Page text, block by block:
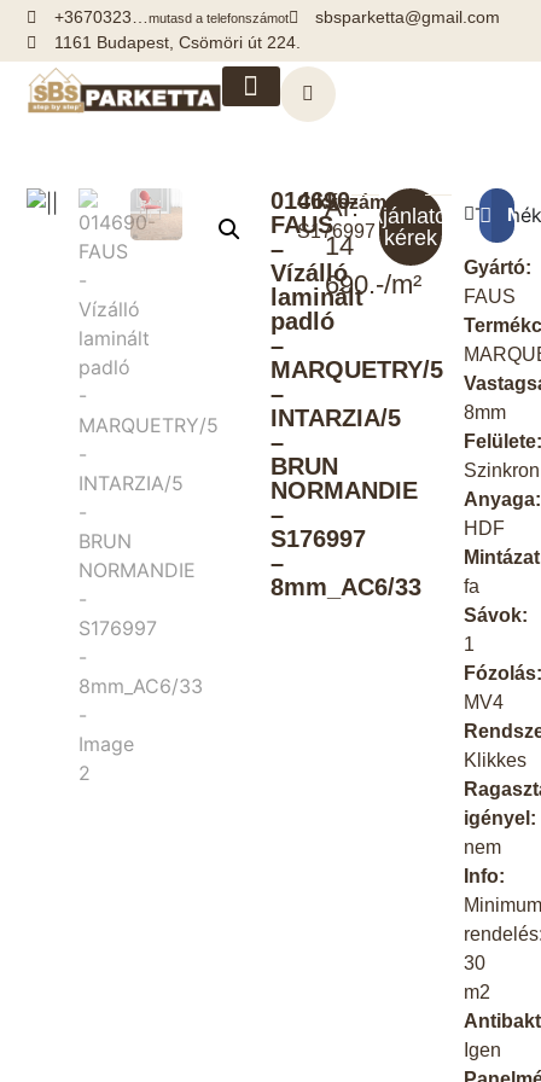
+3670323…mutasd a telefonszámot
sbsparketta@gmail.com
1161 Budapest, Csömöri út 224.
014690-
FAUS
–
Vízálló
laminált
padló
–
MARQUETRY/5
–
INTARZIA/5
–
BRUN
NORMANDIE
–
S176997
–
8mm_AC6/33
Cikkszám:
S176997
Ár:
14
690.-/m²
Ajánlatot
kérek
Gyártó:
FAUS
8mm
Anyaga:
HDF
fa
Sávok:
1
MV4
Klikkes
igényel:
nem
Info:
30
m2
Igen